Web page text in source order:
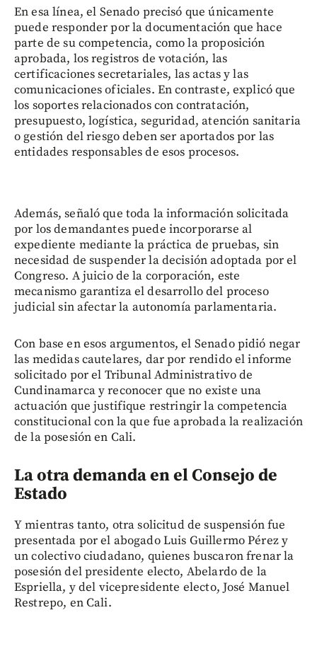
En esa línea, el Senado precisó que únicamente
puede responder por la documentación que hace
parte de su competencia, como la proposición
aprobada, los registros de votación, las
certificaciones secretariales, las actas y las
comunicaciones oficiales. En contraste, explicó que
los soportes relacionados con contratación,
presupuesto, logística, seguridad, atención sanitaria
o gestión del riesgo deben ser aportados por las
entidades responsables de esos procesos.
Además, señaló que toda la información solicitada
por los demandantes puede incorporarse al
expediente mediante la práctica de pruebas, sin
necesidad de suspender la decisión adoptada por el
Congreso. A juicio de la corporación, este
mecanismo garantiza el desarrollo del proceso
judicial sin afectar la autonomía parlamentaria.
Con base en esos argumentos, el Senado pidió negar
las medidas cautelares, dar por rendido el informe
solicitado por el Tribunal Administrativo de
Cundinamarca y reconocer que no existe una
actuación que justifique restringir la competencia
constitucional con la que fue aprobada la realización
de la posesión en Cali.
La otra demanda en el Consejo de
Estado
Y mientras tanto, otra solicitud de suspensión fue
presentada por el abogado Luis Guillermo Pérez y
un colectivo ciudadano, quienes buscaron frenar la
posesión del presidente electo, Abelardo de la
Espriella, y del vicepresidente electo, José Manuel
Restrepo, en Cali.